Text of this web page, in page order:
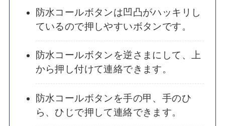
防水コールボタンは凹凸がハッキリし
ているので押しやすいボタンです。
防水コールボタンを逆さまにして、上
から押し付けて連絡できます。
防水コールボタンを手の甲、手のひ
ら、ひじで押して連絡できます。